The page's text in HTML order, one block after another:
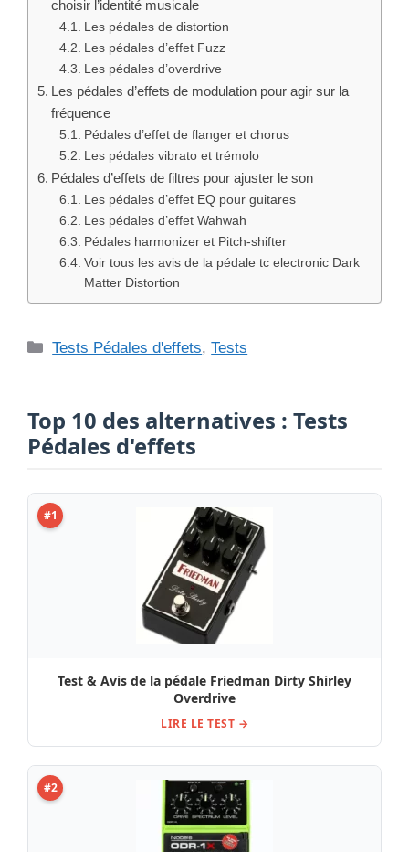
choisir l’identité musicale
Les pédales de distortion
Les pédales d’effet Fuzz
Les pédales d’overdrive
Les pédales d’effets de modulation pour agir sur la
fréquence
Pédales d’effet de flanger et chorus
Les pédales vibrato et trémolo
Pédales d’effets de filtres pour ajuster le son
Les pédales d’effet EQ pour guitares
Les pédales d’effet Wahwah
Pédales harmonizer et Pitch-shifter
Voir tous les avis de la pédale tc electronic Dark
Matter Distortion
Catégories
Tests Pédales d'effets,Tests
Top 10 des alternatives : Tests
Pédales d'effets
#1
Test & Avis de la pédale Friedman Dirty Shirley
Overdrive
LIRE LE TEST →
#2